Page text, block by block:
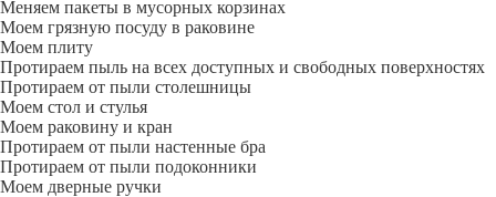
Меняем пакеты в мусорных корзинах
Моем грязную посуду в раковине
Моем плиту
Протираем пыль на всех доступных и свободных поверхностях
Протираем от пыли столешницы
Моем стол и стулья
Моем раковину и кран
Протираем от пыли настенные бра
Протираем от пыли подоконники
Моем дверные ручки